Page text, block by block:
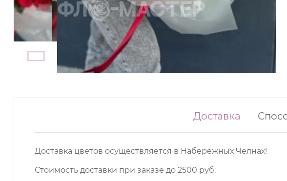
Доставка
Доставка цветов осуществляется в Набережных Челнах!
Стоимость доставки при заказе до 2500 руб: